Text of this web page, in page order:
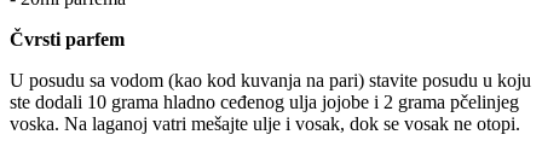
Čvrsti parfem
U posudu sa vodom (kao kod kuvanja na pari) stavite posudu u koju
ste dodali 10 grama hladno ceđenog ulja jojobe i 2 grama pčelinjeg
voska. Na laganoj vatri mešajte ulje i vosak, dok se vosak ne otopi.